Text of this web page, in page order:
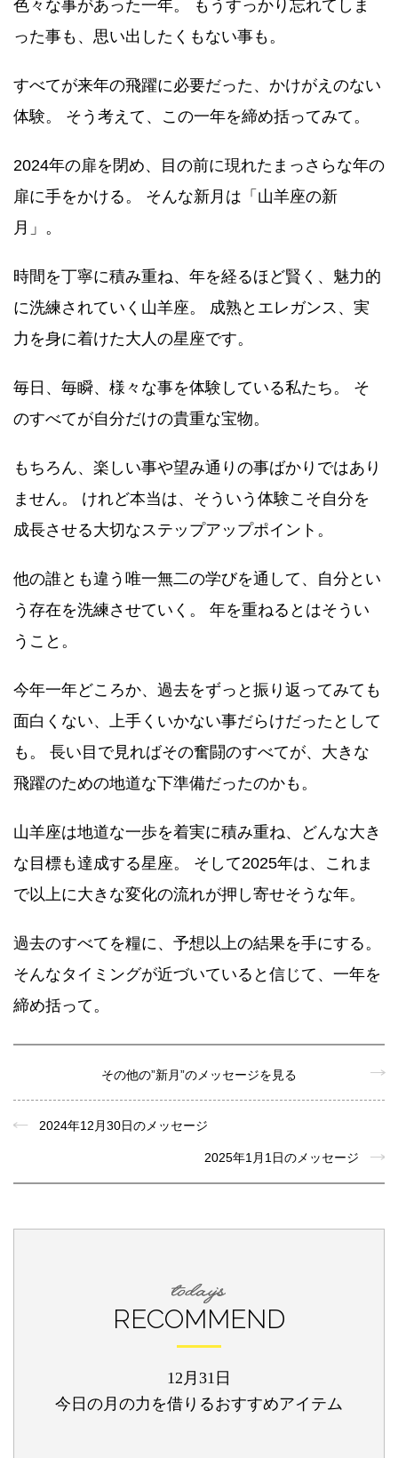
色々な事があった一年。 もうすっかり忘れてしま
った事も、思い出したくもない事も。
すべてが来年の飛躍に必要だった、かけがえのない
体験。 そう考えて、この一年を締め括ってみて。
2024年の扉を閉め、目の前に現れたまっさらな年の
扉に手をかける。 そんな新月は「山羊座の新
月」。
時間を丁寧に積み重ね、年を経るほど賢く、魅力的
に洗練されていく山羊座。 成熟とエレガンス、実
力を身に着けた大人の星座です。
毎日、毎瞬、様々な事を体験している私たち。 そ
のすべてが自分だけの貴重な宝物。
もちろん、楽しい事や望み通りの事ばかりではあり
ません。 けれど本当は、そういう体験こそ自分を
成長させる大切なステップアップポイント。
他の誰とも違う唯一無二の学びを通して、自分とい
う存在を洗練させていく。 年を重ねるとはそうい
うこと。
今年一年どころか、過去をずっと振り返ってみても
面白くない、上手くいかない事だらけだったとして
も。 長い目で見ればその奮闘のすべてが、大きな
飛躍のための地道な下準備だったのかも。
山羊座は地道な一歩を着実に積み重ね、どんな大き
な目標も達成する星座。 そして2025年は、これま
で以上に大きな変化の流れが押し寄せそうな年。
過去のすべてを糧に、予想以上の結果を手にする。
そんなタイミングが近づいていると信じて、一年を
締め括って。
その他の”新月”のメッセージを見る
2024年12月30日のメッセージ
2025年1月1日のメッセージ
RECOMMEND
12月31日
今日の月の力を借りるおすすめアイテム